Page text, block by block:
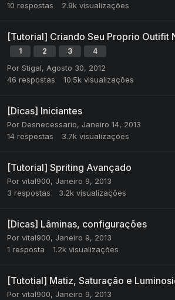
10 respostas 2.9k visualizações
[Tutorial] Criando Seu Proprio Outifit
1 2 3 4
Por Stigal, Agosto 30, 2012
46 respostas 10.5k visualizações
[Dicas] Iniciantes
Por Desnecessario, Janeiro 14, 2013
14 respostas 3.7k visualizações
[Tutorial] Spriting Avançado
Por vital900, Janeiro 9, 2013
3 respostas 3.2k visualizações
[Dicas] Lâminas, configurações
Por vital900, Janeiro 9, 2013
1 resposta 1.2k visualizações
[Tutotial] Matiz, Saturação e
Por vital900, Janeiro 9, 2013